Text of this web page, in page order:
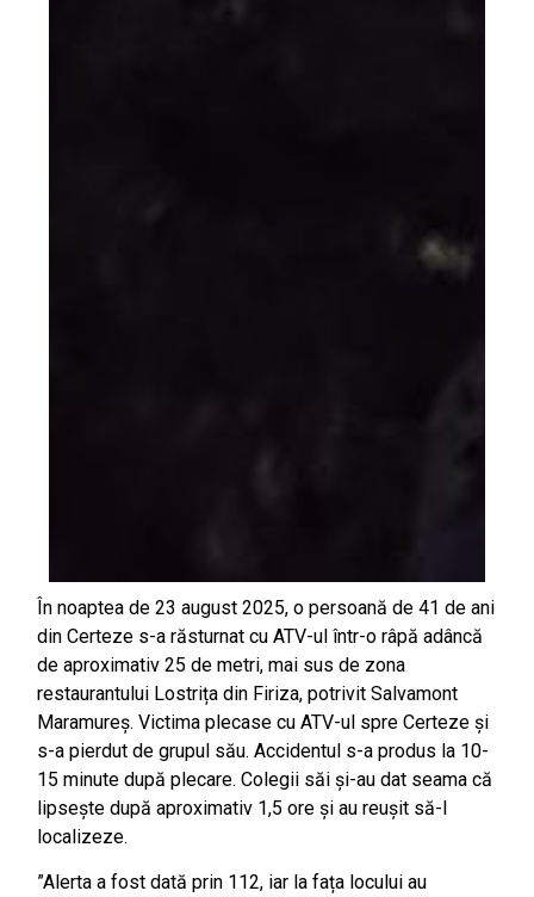
În noaptea de 23 august 2025, o persoană de 41 de ani
din Certeze s-a răsturnat cu ATV-ul într-o râpă adâncă
de aproximativ 25 de metri, mai sus de zona
restaurantului Lostrița din Firiza, potrivit Salvamont
Maramureș. Victima plecase cu ATV-ul spre Certeze și
s-a pierdut de grupul său. Accidentul s-a produs la 10-
15 minute după plecare. Colegii săi și-au dat seama că
lipsește după aproximativ 1,5 ore și au reușit să-l
localizeze.
”Alerta a fost dată prin 112, iar la fața locului au